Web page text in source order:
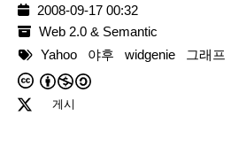
2008-09-17 00:32
Web 2.0 & Semantic
Yahoo
야후 widgenie 그래프
게시